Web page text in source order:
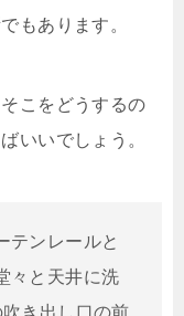
もあります。
こをどうするの
いいでしょう。
テンレールと
々と天井に洗
き出し口の前